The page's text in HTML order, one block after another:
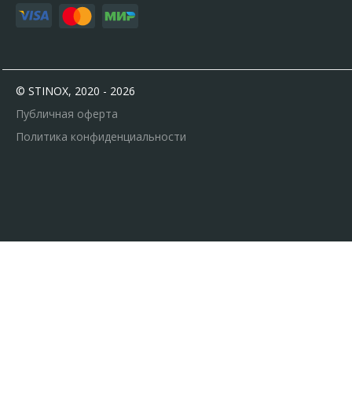
Публичная оферта
Политика конфиденциальности
© STINOX, 2020 - 2026